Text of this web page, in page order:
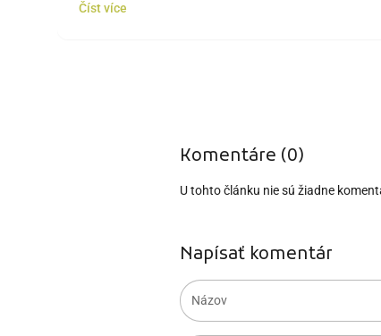
Číst více
Komentáre (0)
U tohto článku nie sú žiadne
Napísať komentár
Názov